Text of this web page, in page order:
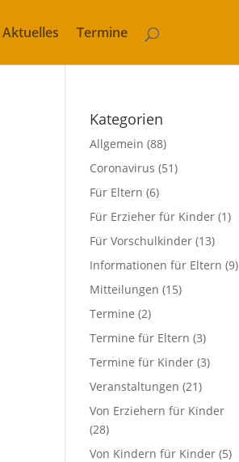
Aktuelles Termine
Kategorien
Allgemein (88)
Coronavirus (51)
Für Eltern (6)
Für Erzieher für Kinder (1)
Für Vorschulkinder (13)
Informationen für Eltern (9)
Mitteilungen (15)
Termine (2)
Termine für Eltern (3)
Termine für Kinder (3)
Veranstaltungen (21)
Von Erziehern für Kinder
(28)
Von Kindern für Kinder (5)